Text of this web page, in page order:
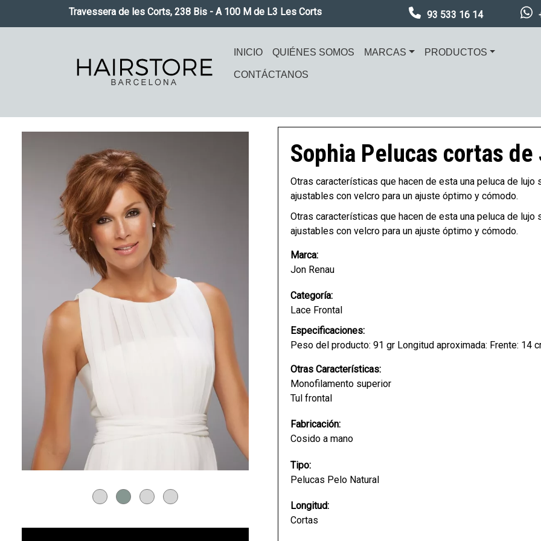
Pasar al contenido principalTravessera de les Corts, 238 Bis - A 100 M de L3 Les Corts 93 533 16 14
Navegación principal
INICIO QUIÉNES SOMOS MARCAS PRODUCTOS
CONTÁCTANOS
Sophia Pelucas cortas de
Otras características que hacen de esta una peluca de
ajustables con velcro para un ajuste óptimo y cómodo.
Otras características que hacen de esta una peluca de
ajustables con velcro para un ajuste óptimo y cómodo.
Marca:
Jon Renau
Categoría:
Lace Frontal
Especificaciones:
Peso del producto: 91 gr Longitud aproximada: Frente: 14
Otras Características:
Monofilamento superior
Tul frontal
Fabricación:
Cosido a mano
Tipo:
Pelucas Pelo Natural
Longitud:
Cortas